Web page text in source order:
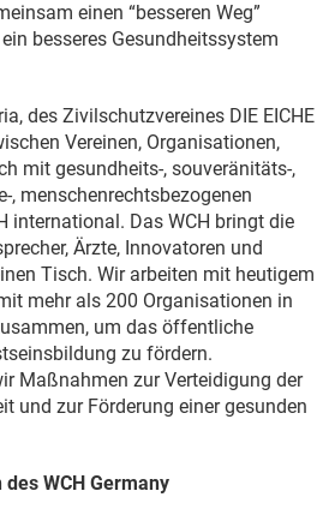
einen “besseren Weg”
besseres Gesundheitssystem
des Zivilschutzvereines DIE EICHE
Vereinen, Organisationen,
mit gesundheits-, souveränitäts-,
, menschenrechtsbezogenen
international. Das WCH bringt die
Ärzte, Innovatoren und
Tisch. Wir arbeiten mit heutigem
mehr als 200 Organisationen in
um das öffentliche
zu fördern.
Maßnahmen zur Verteidigung der
und zur Förderung einer gesunden
WCH Germany